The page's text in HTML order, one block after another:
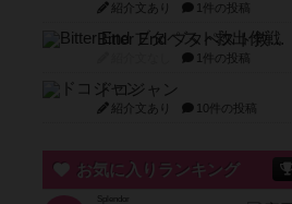
紹介文あり 1件の投稿
Bitter End ブタペスト救出作戦
1件の投稿
ドコジャン
紹介文あり 10件の投稿
お気に入りランキング